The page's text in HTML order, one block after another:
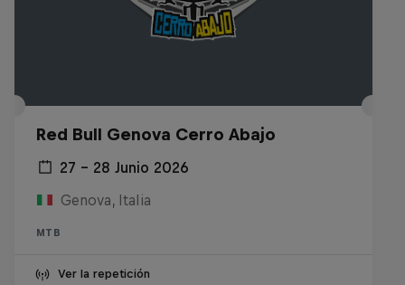
Red Bull Genova Cerro Abajo
27 – 28 Junio 2026
Genova, Italia
MTB
Ver la repetición